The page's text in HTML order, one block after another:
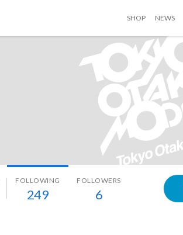
SHOP NEWS
FOLLOWING
249
FOLLOWERS
6